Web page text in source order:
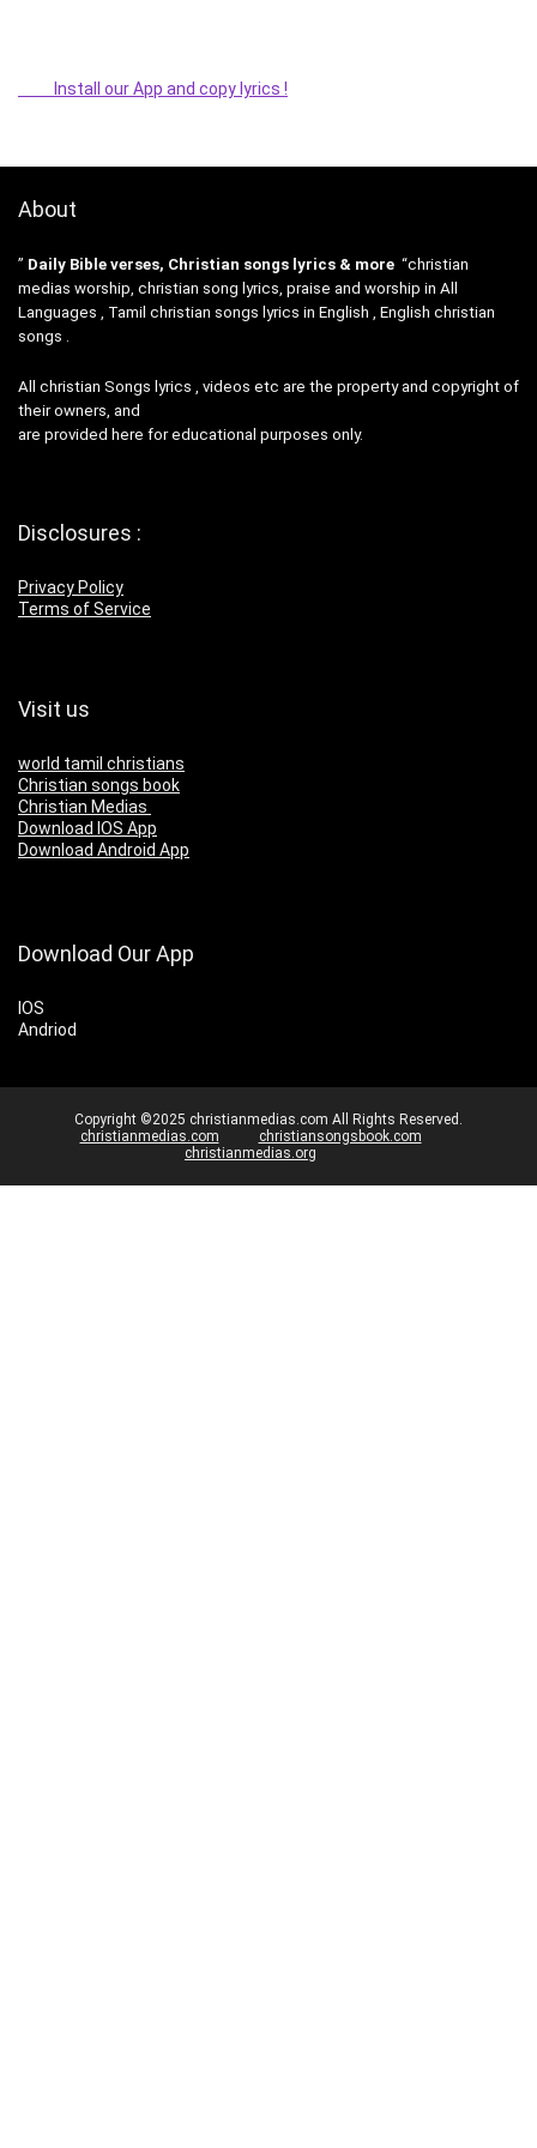
Install our App and copy lyrics !
About
” Daily Bible verses, Christian songs lyrics & more “christian
medias worship, christian song lyrics, praise and worship in All
Languages , Tamil christian songs lyrics in English , English christian
songs .
All christian Songs lyrics , videos etc are the property and copyright of
their owners, and
are provided here for educational purposes only.
Disclosures :
Privacy Policy
Terms of Service
Visit us
world tamil christians
Christian songs book
Christian Medias
Download IOS App
Download Android App
Download Our App
IOS
Andriod
Copyright ©2025 christianmedias.com All Rights Reserved.
christianmedias.com
christiansongsbook.com
christianmedias.org